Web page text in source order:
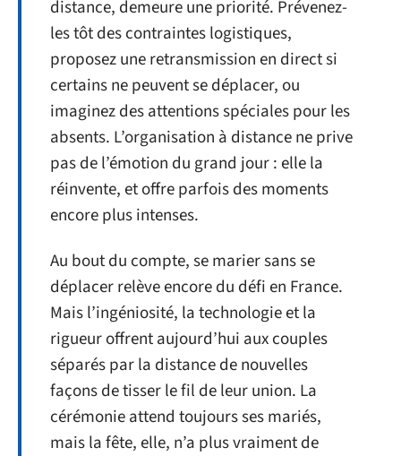
distance, demeure une priorité. Prévenez-
les tôt des contraintes logistiques,
proposez une retransmission en direct si
certains ne peuvent se déplacer, ou
imaginez des attentions spéciales pour les
absents. L’organisation à distance ne prive
pas de l’émotion du grand jour : elle la
réinvente, et offre parfois des moments
encore plus intenses.
Au bout du compte, se marier sans se
déplacer relève encore du défi en France.
Mais l’ingéniosité, la technologie et la
rigueur offrent aujourd’hui aux couples
séparés par la distance de nouvelles
façons de tisser le fil de leur union. La
cérémonie attend toujours ses mariés,
mais la fête, elle, n’a plus vraiment de